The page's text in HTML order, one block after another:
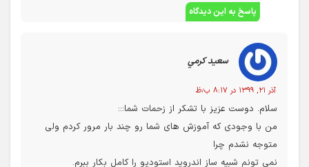
پاسخ به این دیدگاه
سعيد کرمي
آذر ۲۱, ۱۳۹۹ در ۸:۱۷ ب٫ظ
سلام. دوست عزیز با تشکر از زحمات شما:::
من با وجودی که آموزش های شما رو چند بار مرور کردم ولی
متوجه نشدم چرا
نمی تونم شبیه ساز اندروید استودیو را کامل بکار ببرم.